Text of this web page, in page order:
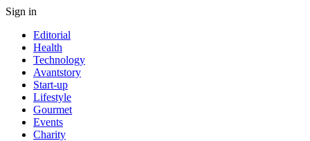
Sign in
Editorial
Health
Technology
Avantstory
Start-up
Lifestyle
Gourmet
Events
Charity